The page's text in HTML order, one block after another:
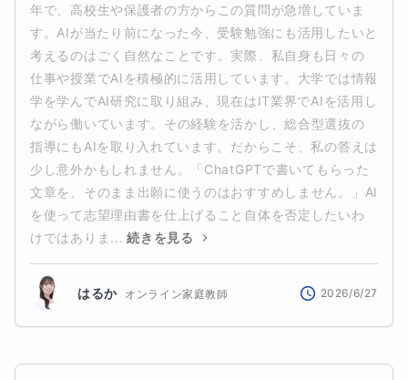
年で、高校生や保護者の方からこの質問が急増していま
す。AIが当たり前になった今、受験勉強にも活用したいと
考えるのはごく自然なことです。実際、私自身も日々の
仕事や授業でAIを積極的に活用しています。大学では情報
学を学んでAI研究に取り組み、現在はIT業界でAIを活用し
ながら働いています。その経験を活かし、総合型選抜の
指導にもAIを取り入れています。だからこそ、私の答えは
少し意外かもしれません。「ChatGPTで書いてもらった
文章を、そのまま出願に使うのはおすすめしません。」AI
を使って志望理由書を仕上げること自体を否定したいわ
けではありま... 続きを見る
はるか オンライン家庭教師 2026/6/27